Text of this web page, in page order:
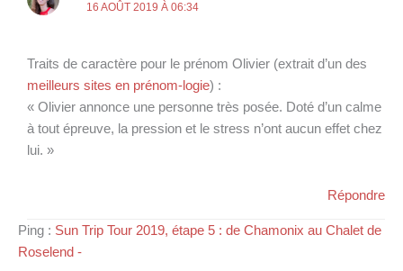
16 AOÛT 2019 À 06:34
Traits de caractère pour le prénom Olivier (extrait d’un des
meilleurs sites en prénom-logie) :
« Olivier annonce une personne très posée. Doté d’un calme
à tout épreuve, la pression et le stress n’ont aucun effet chez
lui. »
Répondre
Ping : Sun Trip Tour 2019, étape 5 : de Chamonix au Chalet de
Roselend -